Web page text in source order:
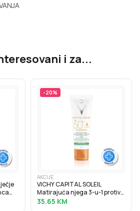
i za...
-20%
AKCIJE
VICHY CAPITAL SOLEIL
Matirajuća njega 3-u-1 protiv
masnog sjaja SPF50+, 50 ml
35.65 KM